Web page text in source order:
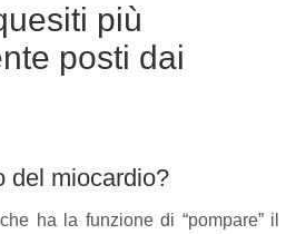
più
posti dai
del miocardio?
ha la funzione di “pompare” il